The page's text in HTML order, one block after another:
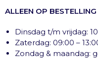
ALLEEN OP BESTELLING
Dinsdag t/m vrijdag:
Zaterdag: 09:00 –
Zondag & maandag: